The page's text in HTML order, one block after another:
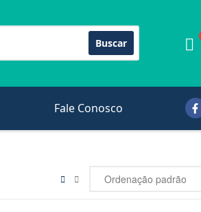
Buscar
Fale Conosco